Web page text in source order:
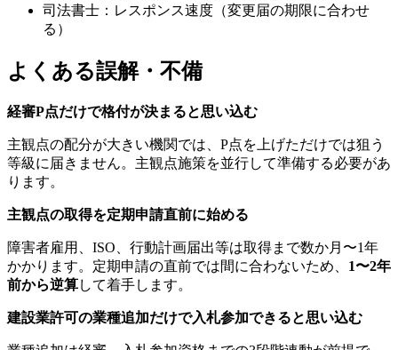
司法書士：レスポンス速度（変更届の期限に合わせ
る）
よくある誤解・不備
経審P点だけで格付が決まると思い込む
主観点の配分が大きい機関では、P点を上げただけでは狙う
等級に届きません。主観点施策を並行して準備する必要があ
ります。
主観点の取得を定期申請直前に始める
障害者雇用、ISO、行動計画届出等は取得まで数か月〜1年
かかります。定期申請の直前では間に合わないため、 1〜2年
前から逆算して着手します。
建設業許可の業種追加だけで入札参加できると思い込む